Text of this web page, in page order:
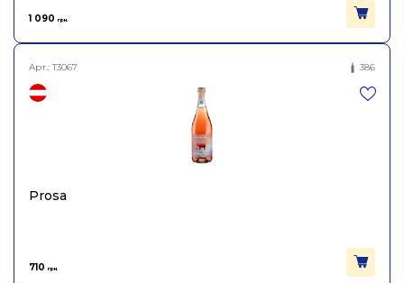
1 090 грн.
Арт.:T3067 386
Prosa
710 грн.